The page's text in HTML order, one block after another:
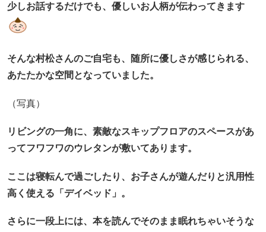
少しお話するだけでも、優しいお人柄が伝わってきます
そんな村松さんのご自宅も、随所に優しさが感じられる、
あたたかな空間となっていました。
（写真）
リビングの一角に、素敵なスキップフロアのスペースがあ
ってフワフワのウレタンが敷いてあります。
ここは寝転んで過ごしたり、お子さんが遊んだりと汎用性
高く使える「デイベッド」。
さらに一段上には、本を読んでそのまま眠れちゃいそうな